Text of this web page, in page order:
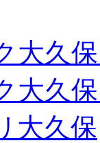
大久
大久
大久保